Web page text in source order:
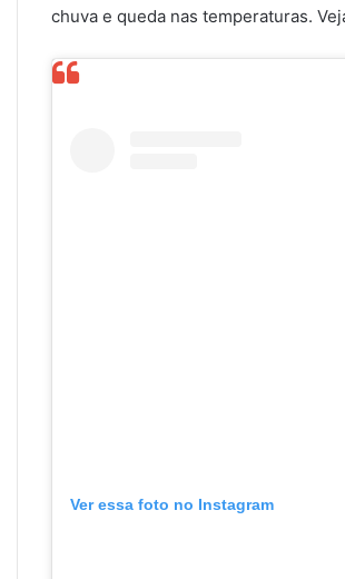
chuva e queda nas temperaturas.
Ver essa foto no Instagram